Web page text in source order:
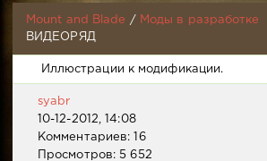
Mount and Blade /
Моды в разработке
ВИДЕОРЯД
Иллюстрации к модификации.
syabr
10-12-2012, 14:08
Комментариев: 16
Просмотров: 5 652